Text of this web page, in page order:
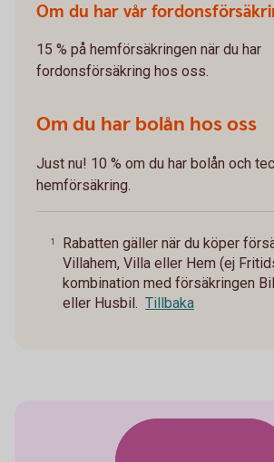
Om du har vår
15 % på hemförsäkringen när du har
fordonsförsäkring hos oss.
Om du har bolån hos oss
Just nu! 10 % om du har bolån och
hemförsäkring.
1
Rabatten gäller när du köper
Villahem, Villa eller Hem (ej
kombination med försäkringen
eller Husbil. Tillbaka